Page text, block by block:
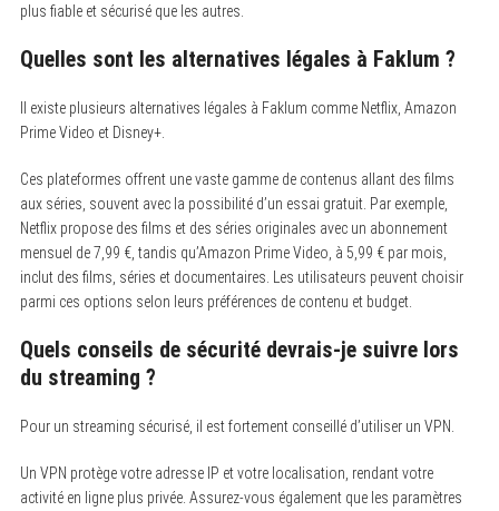
plus fiable et sécurisé que les autres.
Quelles sont les alternatives légales à Faklum ?
Il existe plusieurs alternatives légales à Faklum comme Netflix, Amazon
Prime Video et Disney+.
Ces plateformes offrent une vaste gamme de contenus allant des films
aux séries, souvent avec la possibilité d’un essai gratuit. Par exemple,
Netflix propose des films et des séries originales avec un abonnement
mensuel de 7,99 €, tandis qu’Amazon Prime Video, à 5,99 € par mois,
inclut des films, séries et documentaires. Les utilisateurs peuvent choisir
parmi ces options selon leurs préférences de contenu et budget.
Quels conseils de sécurité devrais-je suivre lors
du streaming ?
Pour un streaming sécurisé, il est fortement conseillé d’utiliser un VPN.
Un VPN protège votre adresse IP et votre localisation, rendant votre
activité en ligne plus privée. Assurez-vous également que les paramètres